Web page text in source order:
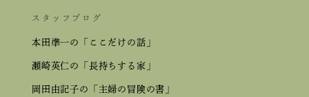
スタッフブログ
本田準一の「ここだけの話」
瀬崎英仁の「長持ちする家」
岡田由記子の「主婦の冒険の書」